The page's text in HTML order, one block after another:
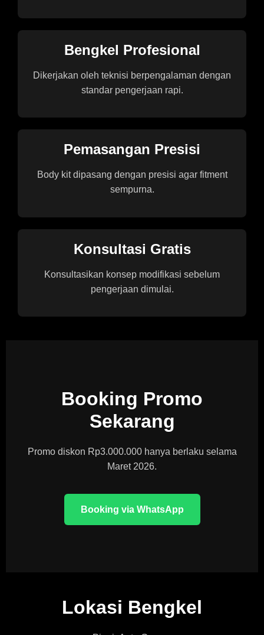
Bengkel Profesional
Dikerjakan oleh teknisi berpengalaman dengan
standar pengerjaan rapi.
Pemasangan Presisi
Body kit dipasang dengan presisi agar fitment
sempurna.
Konsultasi Gratis
Konsultasikan konsep modifikasi sebelum
pengerjaan dimulai.
Booking Promo
Sekarang
Promo diskon Rp3.000.000 hanya berlaku selama
Maret 2026.
Booking via WhatsApp
Lokasi Bengkel